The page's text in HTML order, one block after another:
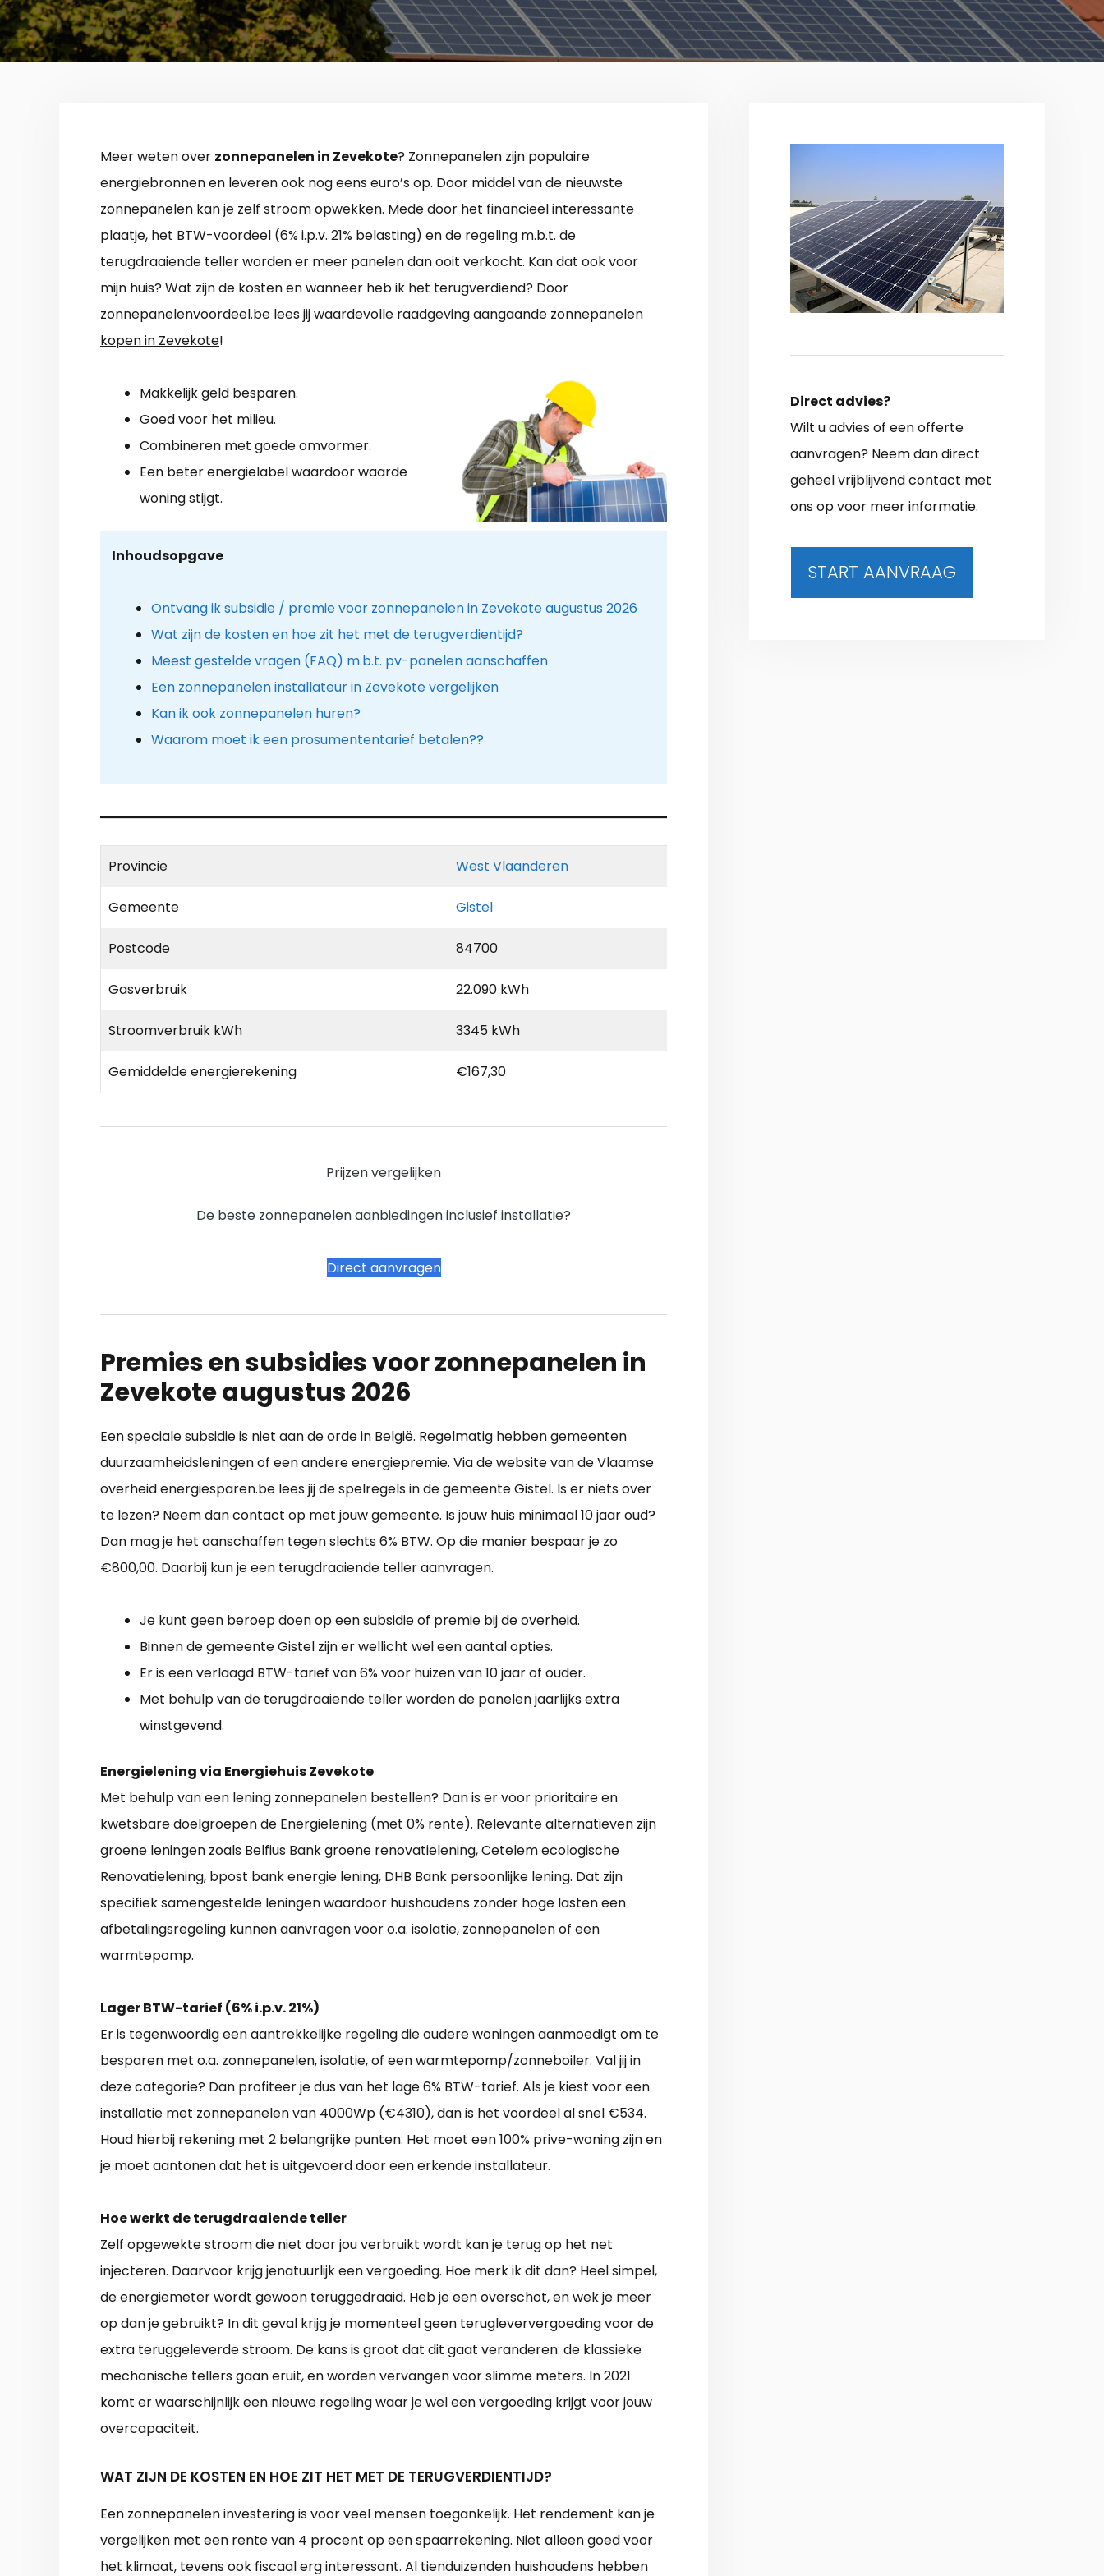
Meer weten over zonnepanelen in Zevekote? Zonnepanelen zijn populaire
energiebronnen en leveren ook nog eens euro’s op. Door middel van de nieuwste
zonnepanelen kan je zelf stroom opwekken. Mede door het financieel interessante
plaatje, het BTW-voordeel (6% i.p.v. 21% belasting) en de regeling m.b.t. de
terugdraaiende teller worden er meer panelen dan ooit verkocht. Kan dat ook voor
mijn huis? Wat zijn de kosten en wanneer heb ik het terugverdiend? Door
zonnepanelenvoordeel.be lees jij waardevolle raadgeving aangaande zonnepanelen
kopen in Zevekote!
Makkelijk geld besparen.
Goed voor het milieu.
Combineren met goede omvormer.
Een beter energielabel waardoor waarde
woning stijgt.
Inhoudsopgave
Ontvang ik subsidie / premie voor zonnepanelen in Zevekote augustus 2026
Wat zijn de kosten en hoe zit het met de terugverdientijd?
Meest gestelde vragen (FAQ) m.b.t. pv-panelen aanschaffen
Een zonnepanelen installateur in Zevekote vergelijken
Kan ik ook zonnepanelen huren?
Waarom moet ik een prosumententarief betalen??
Provincie West Vlaanderen
Gemeente Gistel
Postcode 84700
Gasverbruik 22.090 kWh
Stroomverbruik kWh 3345 kWh
Gemiddelde energierekening €167,30
Prijzen vergelijken
De beste zonnepanelen aanbiedingen inclusief installatie?
Direct aanvragen
Premies en subsidies voor zonnepanelen in
Zevekote augustus 2026
Een speciale subsidie is niet aan de orde in België. Regelmatig hebben gemeenten
duurzaamheidsleningen of een andere energiepremie. Via de website van de Vlaamse
overheid energiesparen.be lees jij de spelregels in de gemeente Gistel. Is er niets over
te lezen? Neem dan contact op met jouw gemeente. Is jouw huis minimaal 10 jaar oud?
Dan mag je het aanschaffen tegen slechts 6% BTW. Op die manier bespaar je zo
€800,00. Daarbij kun je een terugdraaiende teller aanvragen.
Je kunt geen beroep doen op een subsidie of premie bij de overheid.
Binnen de gemeente Gistel zijn er wellicht wel een aantal opties.
Er is een verlaagd BTW-tarief van 6% voor huizen van 10 jaar of ouder.
Met behulp van de terugdraaiende teller worden de panelen jaarlijks extra
winstgevend.
Energielening via Energiehuis Zevekote
Met behulp van een lening zonnepanelen bestellen? Dan is er voor prioritaire en
kwetsbare doelgroepen de Energielening (met 0% rente). Relevante alternatieven zijn
groene leningen zoals Belfius Bank groene renovatielening, Cetelem ecologische
Renovatielening, bpost bank energie lening, DHB Bank persoonlijke lening. Dat zijn
specifiek samengestelde leningen waardoor huishoudens zonder hoge lasten een
afbetalingsregeling kunnen aanvragen voor o.a. isolatie, zonnepanelen of een
warmtepomp.
Lager BTW-tarief (6% i.p.v. 21%)
Er is tegenwoordig een aantrekkelijke regeling die oudere woningen aanmoedigt om te
besparen met o.a. zonnepanelen, isolatie, of een warmtepomp/zonneboiler. Val jij in
deze categorie? Dan profiteer je dus van het lage 6% BTW-tarief. Als je kiest voor een
installatie met zonnepanelen van 4000Wp (€4310), dan is het voordeel al snel €534.
Houd hierbij rekening met 2 belangrijke punten: Het moet een 100% prive-woning zijn en
je moet aantonen dat het is uitgevoerd door een erkende installateur.
Hoe werkt de terugdraaiende teller
Zelf opgewekte stroom die niet door jou verbruikt wordt kan je terug op het net
injecteren. Daarvoor krijg jenatuurlijk een vergoeding. Hoe merk ik dit dan? Heel simpel,
de energiemeter wordt gewoon teruggedraaid. Heb je een overschot, en wek je meer
op dan je gebruikt? In dit geval krijg je momenteel geen terugleververgoeding voor de
extra teruggeleverde stroom. De kans is groot dat dit gaat veranderen: de klassieke
mechanische tellers gaan eruit, en worden vervangen voor slimme meters. In 2021
komt er waarschijnlijk een nieuwe regeling waar je wel een vergoeding krijgt voor jouw
overcapaciteit.
WAT ZIJN DE KOSTEN EN HOE ZIT HET MET DE TERUGVERDIENTIJD?
Een zonnepanelen investering is voor veel mensen toegankelijk. Het rendement kan je
vergelijken met een rente van 4 procent op een spaarrekening. Niet alleen goed voor
het klimaat, tevens ook fiscaal erg interessant. Al tienduizenden huishoudens hebben
Direct advies?
Wilt u advies of een offerte
aanvragen? Neem dan direct
geheel vrijblijvend contact met
ons op voor meer informatie.
START AANVRAAG